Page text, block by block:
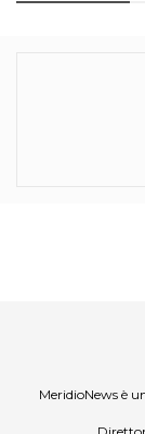
MeridioNews è